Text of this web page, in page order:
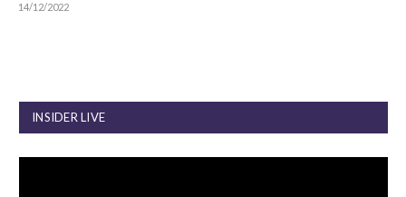
14/12/2022
INSIDER LIVE